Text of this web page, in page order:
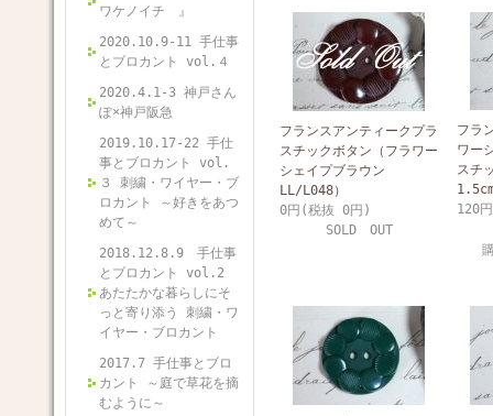
ワケノイチ 』
2020.10.9-11 手仕事
とブロカント vol.４
2020.4.1-3 神戸さん
ぽ×神戸阪急
2019.10.17-22 手仕
事とブロカント vol.
３ 刺繍・ワイヤー・ブ
ロカント ～好きをあつ
めて～
2018.12.8.9 手仕事
とブロカント vol.2
あたたかな暮らしにそ
っと寄り添う 刺繍・ワ
イヤー・ブロカント
2017.7 手仕事とブロ
カント ～庭で草花を摘
むように～
フランスアンティークプラ
スチックボタン（フラワー
シェイプブラウン
LL/L048）
0円(税抜 0円)
SOLD OUT
フラ
ワー
スチ
120